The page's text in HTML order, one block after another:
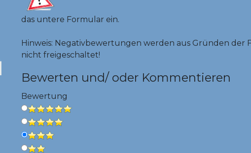
das untere Formular ein.
Hinweis: Negativbewertungen werden aus Gründen der
nicht freigeschaltet!
Bewerten und/ oder Kommentieren
Bewertung